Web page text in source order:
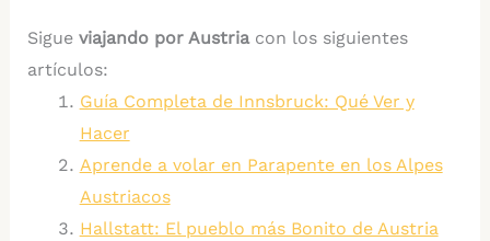
Sigue viajando por Austriacon los siguientes
artículos:
Guía Completa de Innsbruck: Qué Ver y
Hacer
Aprende a volar en Parapente en los Alpes
Austriacos
Hallstatt: El pueblo más Bonito de Austria